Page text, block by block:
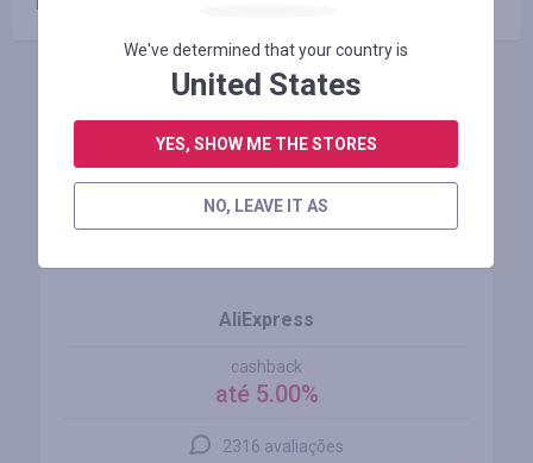
Lojas similares
AliExpress
cashback
até 5.00%
2316 avaliações
We've determined that your country is
United States
YES, SHOW ME THE STORES
NO, LEAVE IT AS